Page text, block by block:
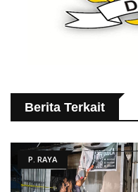
Berita Terkait
P. RAYA